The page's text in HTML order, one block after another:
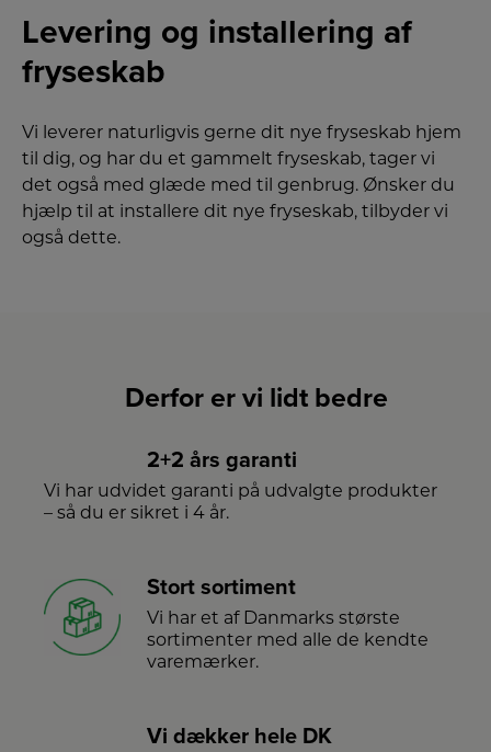
Levering og installering af
fryseskab
Vi leverer naturligvis gerne dit nye fryseskab hjem
til dig, og har du et gammelt fryseskab, tager vi
det også med glæde med til genbrug. Ønsker du
hjælp til at installere dit nye fryseskab, tilbyder vi
også dette.
Derfor er vi lidt bedre
2+2 års garanti
Vi har udvidet garanti på udvalgte produkter
– så du er sikret i 4 år.
Stort sortiment
Vi har et af Danmarks største
sortimenter med alle de kendte
varemærker.
Vi dækker hele DK